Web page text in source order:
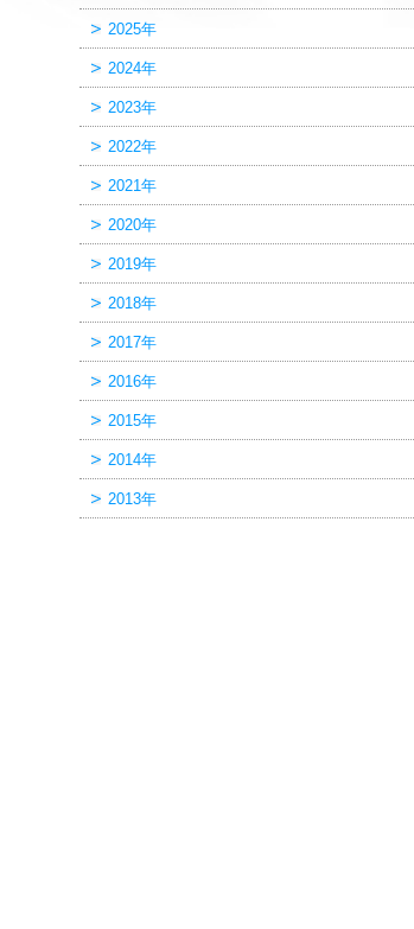
2025年
2024年
2023年
2022年
2021年
2020年
2019年
2018年
2017年
2016年
2015年
2014年
2013年